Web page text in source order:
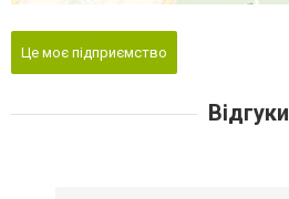
Це моє підприємство
Відгуки